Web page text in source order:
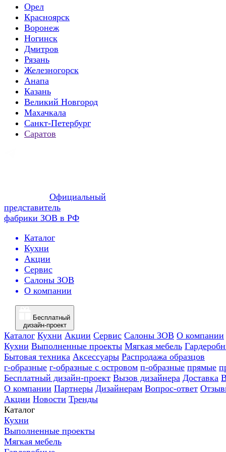
Орел
Красноярск
Воронеж
Ногинск
Дмитров
Рязань
Железногорск
Анапа
Казань
Великий Новгород
Махачкала
Санкт-Петербург
Саратов
Официальный
представитель
фабрики ЗОВ в РФ
Каталог
Кухни
Акции
Сервис
Салоны ЗОВ
О компании
Бесплатный
дизайн-проект
Каталог Кухни Акции Сервис Салоны ЗОВ О компании
Кухни Выполненные проекты Мягкая мебель
Бытовая техника Аксессуары Распродажа образцов
г-образные г-образные с островом п-образные прямые
Бесплатный дизайн-проект Вызов дизайнера Доставка
О компании Партнеры Дизайнерам Вопрос-ответ
Акции Новости Тренды
Каталог
Кухни
Выполненные проекты
Мягкая мебель